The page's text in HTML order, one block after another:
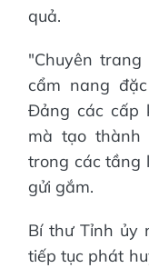
quả.
"Chuyên
cẩm nang
Đảng các cấp
mà tạo
trong các tầng
gửi gắm.
Bí thư Tỉnh ủy
tiếp tục phát